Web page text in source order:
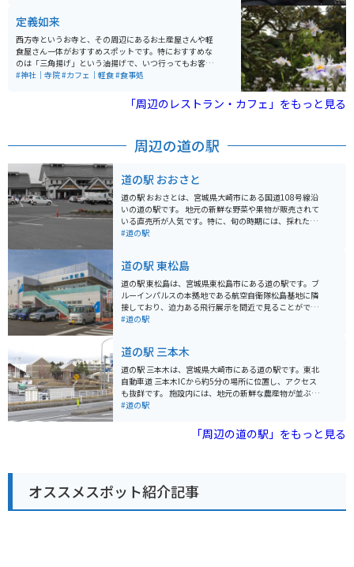
定義如来
西方寺というお寺と、その周辺にあるお土産屋さんや軽
食屋さん一体がおすすめスポットです。特におすすめな
のは「三角揚げ」という油揚げで、いつ行ってもお客さ
んが行列をなしている人気のお豆腐屋さんです。ここの
#神社｜寺院#カフェ｜軽食#食事処
「周辺のレストラン・カフェ」をもっと見る
周辺の道の駅
道の駅 おおさと
道の駅 おおさとは、宮城県大崎市にある国道108号線沿
いの道の駅です。 地元の新鮮な野菜や果物が販売されて
いる直売所が人気です。特に、旬の時期には、採れたて
の野菜や果物が豊富に並びます。 レストランでは、地元
た、道の駅 おおさとは、鳴子温泉郷の玄関口に位置して
おり、周辺には温泉施設も充実しています。バイクで訪
れる場合は、鳴子峡などの景勝地を巡るのもおすすめで
す。 道の駅 おおさと 住所：宮城県大崎市鳴子温泉字星沼
1-9
#道の駅
道の駅 東松島
道の駅 東松島は、宮城県東松島市にある道の駅です。ブ
ルーインパルスの本拠地である航空自衛隊松島基地に隣
接しており、迫力ある飛行展示を間近で見ることができ
る絶好のスポットとして知られています。 道の駅には、
苔や牡蠣などの海産物はもちろんのこと、地元で採れた
新鮮な野菜や果物も購入できます。また、レストランで
は、地元産の食材をふんだんに使った定食や丼物、麺類
などが味わえます。特に、牡蠣を使った料理は人気が高
く、訪れた際にはぜひ試してみてください。 バイクで訪
す。また、道の駅周辺には、松島基地の展示格納庫や、
がでしょうか。 道の駅 東松島は、ブルーインパルスの飛
行展示を間近で見られるだけでなく、地元の特産品やグ
ルメも楽しめる魅力的なスポットです。周辺には、歴史
#道の駅
道の駅 三本木
道の駅 三本木は、宮城県大崎市にある道の駅です。東北
自動車道 三本木ICから約5分の場所に位置し、アクセス
も抜群です。 施設内には、地元の新鮮な農産物が並ぶ
「よ roadside station さんさん」や、大崎市の特産品を
ストラン」などがあります。特に、ブランド米「ササニ
シキ」や「ひとめぼれ」は、お土産に最適です。 また、
で、地元の美味しいものを食べたり、お土産を買ったり
するのに最適な場所です。 周辺には、鳴瀬奥松島県立自
然公園など、自然豊かな観光スポットも点在していま
#道の駅
「周辺の道の駅」をもっと見る
オススメスポット紹介記事